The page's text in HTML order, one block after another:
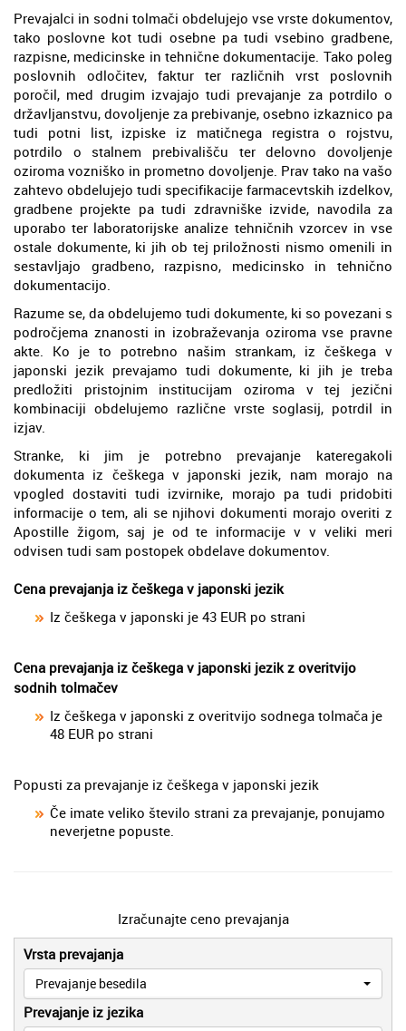
Prevajalci in sodni tolmači obdelujejo vse vrste dokumentov,
tako poslovne kot tudi osebne pa tudi vsebino gradbene,
razpisne, medicinske in tehnične dokumentacije. Tako poleg
poslovnih odločitev, faktur ter različnih vrst poslovnih
poročil, med drugim izvajajo tudi prevajanje za potrdilo o
državljanstvu, dovoljenje za prebivanje, osebno izkaznico pa
tudi potni list, izpiske iz matičnega registra o rojstvu,
potrdilo o stalnem prebivališču ter delovno dovoljenje
oziroma vozniško in prometno dovoljenje. Prav tako na vašo
zahtevo obdelujejo tudi specifikacije farmacevtskih izdelkov,
gradbene projekte pa tudi zdravniške izvide, navodila za
uporabo ter laboratorijske analize tehničnih vzorcev in vse
ostale dokumente, ki jih ob tej priložnosti nismo omenili in
sestavljajo gradbeno, razpisno, medicinsko in tehnično
dokumentacijo.
Razume se, da obdelujemo tudi dokumente, ki so povezani s
področjema znanosti in izobraževanja oziroma vse pravne
akte. Ko je to potrebno našim strankam, iz češkega v
japonski jezik prevajamo tudi dokumente, ki jih je treba
predložiti pristojnim institucijam oziroma v tej jezični
kombinaciji obdelujemo različne vrste soglasij, potrdil in
izjav.
Stranke, ki jim je potrebno prevajanje kateregakoli
dokumenta iz češkega v japonski jezik, nam morajo na
vpogled dostaviti tudi izvirnike, morajo pa tudi pridobiti
informacije o tem, ali se njihovi dokumenti morajo overiti z
Apostille žigom, saj je od te informacije v v veliki meri
odvisen tudi sam postopek obdelave dokumentov.
Cena prevajanja iz češkega v japonski jezik
Iz češkega v japonski je 43 EUR po strani
Cena prevajanja iz češkega v japonski jezik z overitvijo
sodnih tolmačev
Iz češkega v japonski z overitvijo sodnega tolmača je
48 EUR po strani
Popusti za prevajanje iz češkega v japonski jezik
Če imate veliko število strani za prevajanje, ponujamo
neverjetne popuste.
Izračunajte ceno prevajanja
Vrsta prevajanja
Prevajanje besedila
Prevajanje iz jezika